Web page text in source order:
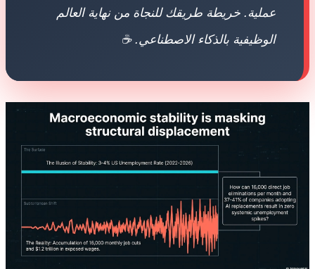
عملية. خريطة طريقك للنجاة من نهاية العالم
الوظيفية بالذكاء الاصطناعي. ☕